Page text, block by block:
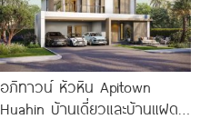
อภิทาวน์ หัวหิน Apitown
Huahin บ้านเดี่ยวและบ้านแฝด